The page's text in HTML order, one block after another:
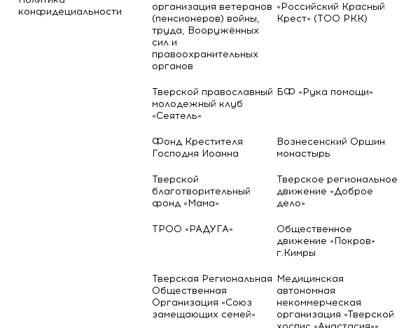
конфидециальности
организация ветеранов
(пенсионеров) войны,
труда, Вооружённых
сил и
правоохранительных
органов
«Российский Красный
Крест» (ТОО РКК)
Тверской православный
молодежный клуб
«Сеятель»
БФ «Рука помощи»
Фонд Крестителя
Господня Иоанна
Вознесенский Оршин
монастырь
Тверской
благотворительный
фонд «Мама»
Тверское региональное
движение «Доброе
дело»
ТРОО «РАДУГА»
Общественное
движение «Покров»
г.Кимры
Тверская Региональная
Общественная
Организация «Союз
замещающих семей»
Медицинская
автономная
некоммерческая
организация «Тверской